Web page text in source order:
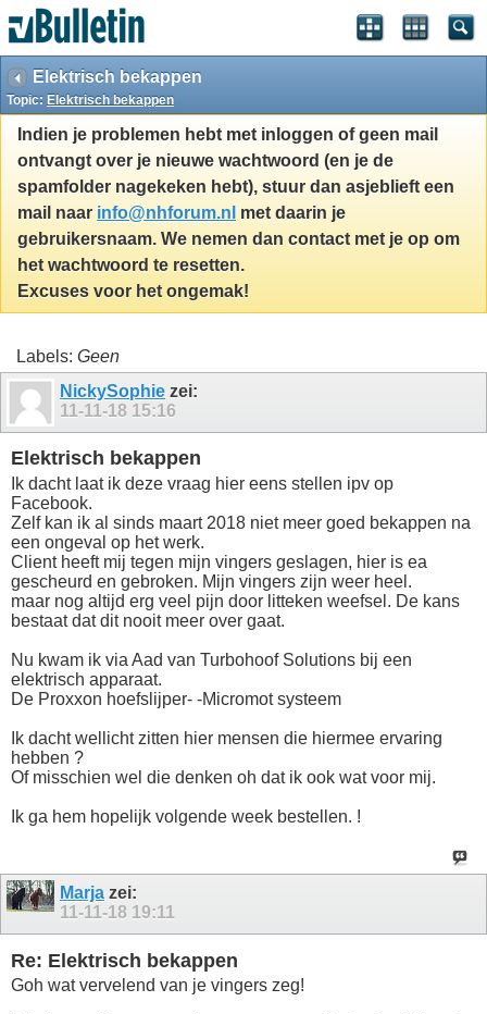
Elektrisch bekappen
Topic: Elektrisch bekappen
Indien je problemen hebt met inloggen of geen mail
ontvangt over je nieuwe wachtwoord (en je de
spamfolder nagekeken hebt), stuur dan asjeblieft een
mail naar info@nhforum.nl met daarin je
gebruikersnaam. We nemen dan contact met je op om
het wachtwoord te resetten.
Excuses voor het ongemak!
Labels: Geen
NickySophie zei:
11-11-18 15:16
Elektrisch bekappen
Ik dacht laat ik deze vraag hier eens stellen ipv op
Facebook.
Zelf kan ik al sinds maart 2018 niet meer goed bekappen na
een ongeval op het werk.
Client heeft mij tegen mijn vingers geslagen, hier is ea
gescheurd en gebroken. Mijn vingers zijn weer heel.
maar nog altijd erg veel pijn door litteken weefsel. De kans
bestaat dat dit nooit meer over gaat.
Nu kwam ik via Aad van Turbohoof Solutions bij een
elektrisch apparaat.
De Proxxon hoefslijper- -Micromot systeem
Ik dacht wellicht zitten hier mensen die hiermee ervaring
hebben ?
Of misschien wel die denken oh dat ik ook wat voor mij.
Ik ga hem hopelijk volgende week bestellen. !
Marja zei:
11-11-18 19:11
Re: Elektrisch bekappen
Goh wat vervelend van je vingers zeg!